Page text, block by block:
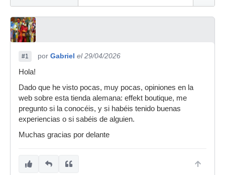
#1 por Gabriel el 29/04/2026
Hola!
Dado que he visto pocas, muy pocas, opiniones en la
web sobre esta tienda alemana: effekt boutique, me
pregunto si la conocéis, y si habéis tenido buenas
experiencias o si sabéis de alguien.
Muchas gracias por delante